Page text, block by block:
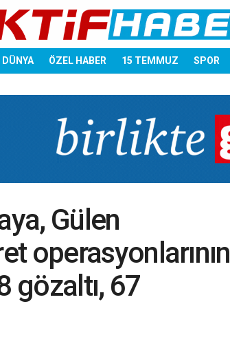
DÜNYA ÖZEL HABER 15 TEMMUZ SPOR
Gülen
operasyonlarının
gözaltı, 67